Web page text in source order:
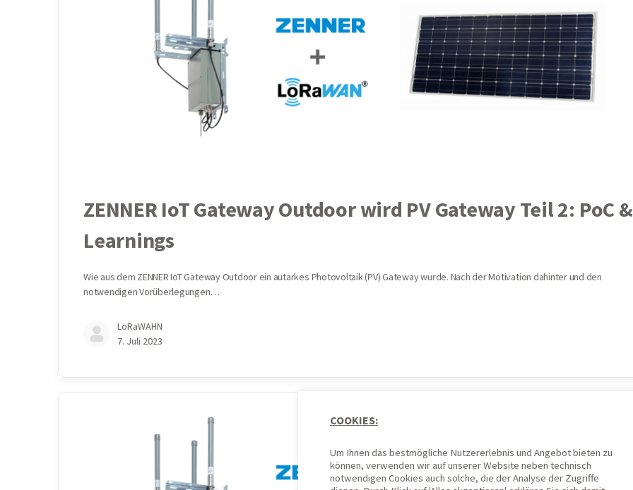
ZENNER IoT Gateway Outdoor wird PV Gateway Teil 2: PoC &
Learnings
Wie aus dem ZENNER IoT Gateway Outdoor ein autarkes Photovoltaik (PV) Gateway wurde. Nach der Motivation dahinter und den
notwendigen Vorüberlegungen…
LoRaWAHN
7. Juli 2023
COOKIES:
Um Ihnen das bestmögliche Nutzererlebnis und Angebot bieten zu
können, verwenden wir auf unserer Website neben technisch
notwendigen Cookies auch solche, die der Analyse der Zugriffe